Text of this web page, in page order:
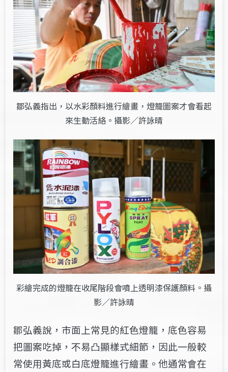
鄒弘義指出，以水彩顏料進行繪畫，燈籠圖案才會看起
來生動活絡。攝影／許詠晴
彩繪完成的燈籠在收尾階段會噴上透明漆保護顏料。攝
影／許詠晴
鄒弘義說，市面上常見的紅色燈籠，底色容易
把圖案吃掉，不易凸顯樣式細節，因此一般較
常使用黃底或白底燈籠進行繪畫。他通常會在